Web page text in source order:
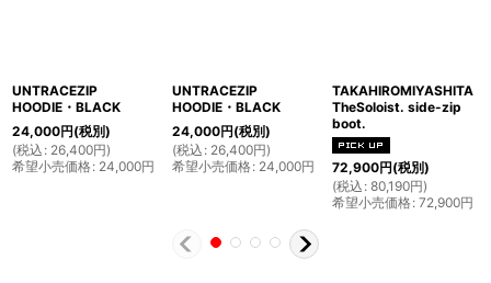
UNTRACEZIP
HOODIE・BLACK
24,000円(税別)
(税込 : 26,400円)
希望小売価格: 24,000円
UNTRACEZIP
HOODIE・BLACK
24,000円(税別)
(税込 : 26,400円)
希望小売価格: 24,000円
TAKAHIROMIYASHITA
TheSoloist. side-zip
boot.
72,900円(税別)
(税込 : 80,190円)
希望小売価格: 72,900円